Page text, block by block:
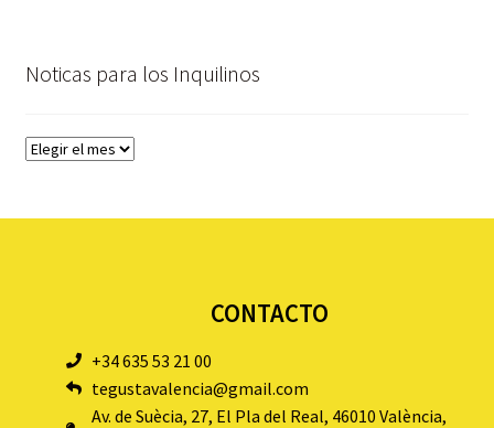
Noticas para los Inquilinos
CONTACTO
+34 635 53 21 00
tegustavalencia@gmail.com
Av. de Suècia, 27, El Pla del Real, 46010 València,